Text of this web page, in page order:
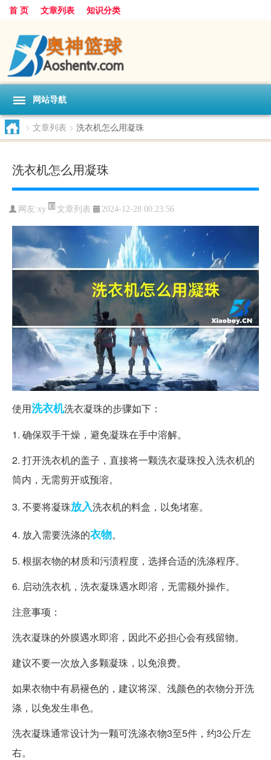
首 页 文章列表 知识分类
网站导航
> 文章列表 > 洗衣机怎么用凝珠
洗衣机怎么用凝珠
网友:xy 文章列表 2024-12-28 00:23:56
使用洗衣机洗衣凝珠的步骤如下：
1. 确保双手干燥，避免凝珠在手中溶解。
2. 打开洗衣机的盖子，直接将一颗洗衣凝珠投入洗衣机的
筒内，无需剪开或预溶。
3. 不要将凝珠放入洗衣机的料盒，以免堵塞。
4. 放入需要洗涤的衣物。
5. 根据衣物的材质和污渍程度，选择合适的洗涤程序。
6. 启动洗衣机，洗衣凝珠遇水即溶，无需额外操作。
注意事项：
洗衣凝珠的外膜遇水即溶，因此不必担心会有残留物。
建议不要一次放入多颗凝珠，以免浪费。
如果衣物中有易褪色的，建议将深、浅颜色的衣物分开洗
涤，以免发生串色。
洗衣凝珠通常设计为一颗可洗涤衣物3至5件，约3公斤左
右。